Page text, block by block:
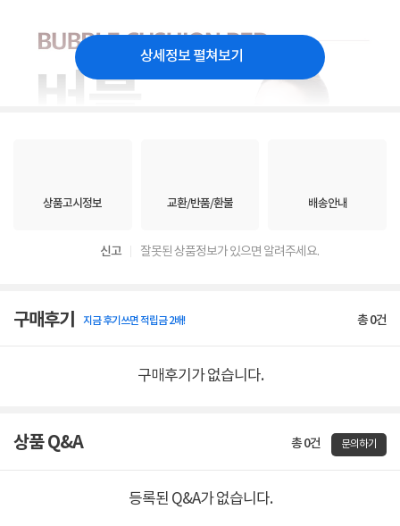
상세정보 펼쳐보기
상품고시정보 교환/반품/환불 배송안내
신고 잘못된 상품정보가 있으면 알려주세요.
구매후기 지금 후기쓰면 적립금 2배! 총0건
구매후기가 없습니다.
상품 Q&A 총 0건 문의하기
등록된 Q&A가 없습니다.